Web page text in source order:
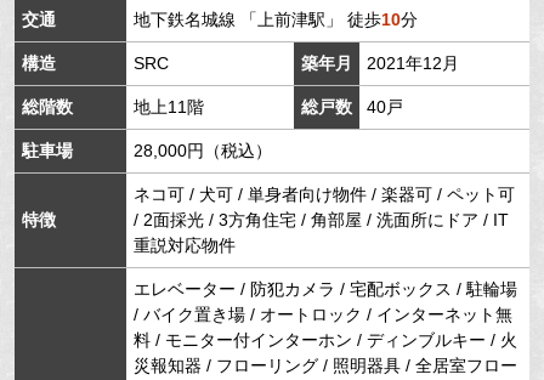
交通 地下鉄名城線 「 上前津駅 」 徒歩10分
構造 SRC 築年月 2021年12月
総階数 地上11階 総戸数 40戸
駐車場 28,000円（税込）
特徴
ネコ可 / 犬可 / 単身者向け物件 / 楽器可 / ペット可
/ 2面採光 / 3方角住宅 / 角部屋 / 洗面所にドア / IT
重説対応物件
エレベーター / 防犯カメラ / 宅配ボックス / 駐輪場
/ バイク置き場 / オートロック / インターネット無
料 / モニター付インターホン / ディンブルキー / 火
災報知器 / フローリング / 照明器具 / 全居室フロー